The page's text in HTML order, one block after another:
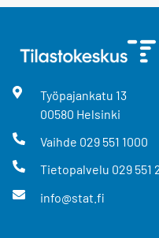
Työpajankatu 13
00580 Helsinki
Vaihde 029 551 1000
Tietopalvelu 029 551
info@stat.fi